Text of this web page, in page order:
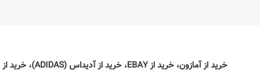
خرید از آمازون، خرید از EBAY، خرید از آدیداس (ADIDAS)، خرید از سایتهای خارجی